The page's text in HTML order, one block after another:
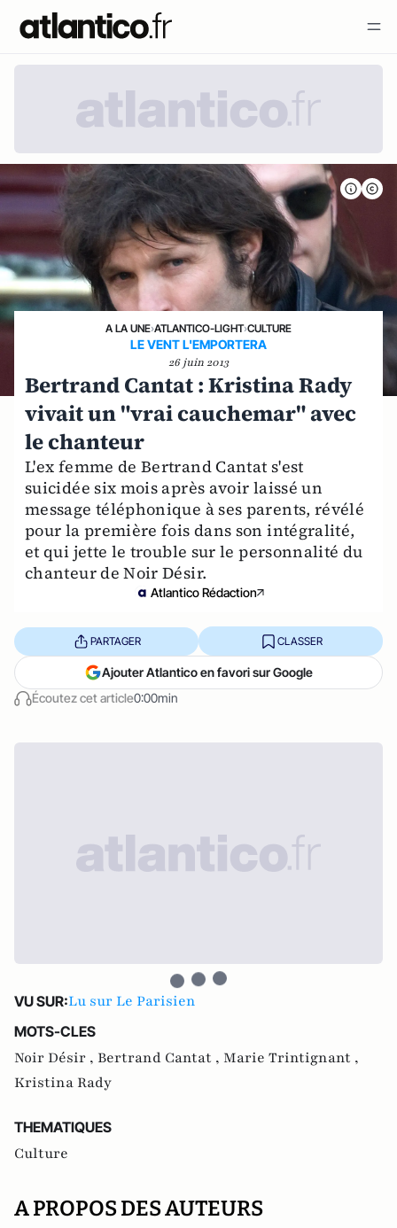
A LA UNE›ATLANTICO-LIGHT›CULTURE
LE VENT L'EMPORTERA
26 juin 2013
Bertrand Cantat : Kristina Rady
vivait un "vrai cauchemar" avec
le chanteur
L'ex femme de Bertrand Cantat s'est
suicidée six mois après avoir laissé un
message téléphonique à ses parents, révélé
pour la première fois dans son intégralité,
et qui jette le trouble sur le personnalité du
chanteur de Noir Désir.
Atlantico Rédaction
Écoutez cet article0:00min
PARTAGER CLASSER
Ajouter Atlantico en favori sur Google
VU SUR:Lu sur Le Parisien
MOTS-CLES
Noir Désir , Bertrand Cantat , Marie Trintignant ,
Kristina Rady
THEMATIQUES
Culture
A PROPOS DES AUTEURS